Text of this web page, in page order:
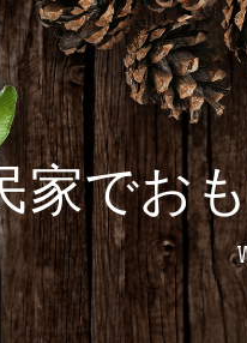
家でお